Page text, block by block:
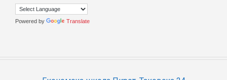
Powered by Translate